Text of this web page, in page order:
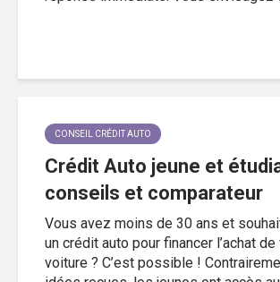
CONSEIL CRÉDIT AUTO
Crédit Auto jeune et
conseils et comparateur
Vous avez moins de 30 ans et
un crédit auto pour financer l’achat
voiture ? C’est possible !